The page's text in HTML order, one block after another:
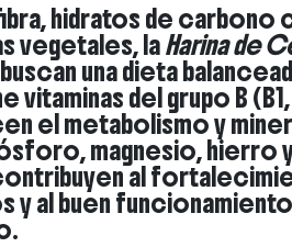
hidratos de carbono
vegetales, laHarina de
una dieta
del grupo B (B1,
el metabolismo y
magnesio, hierro
al
y al buen